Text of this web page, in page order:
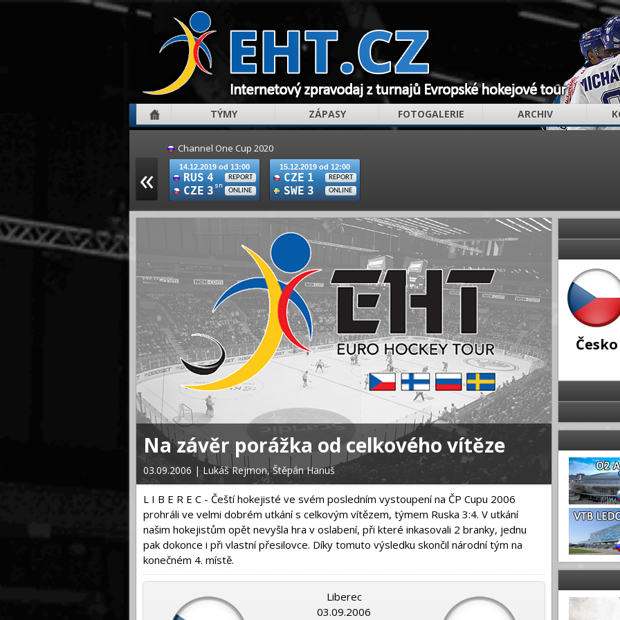
TÝMY ZÁPASY FOTOGALERIE ARCHIV
«
Channel One Cup 2020
14.12.2019 od 13:00
RUS 4 REPORT
CZE 3 sn
ONLINE
15.12.2019 od 12:00
CZE 1 REPORT
SWE 3 ONLINE
Na závěr porážka od celkového vítěze
03.09.2006 | Lukáš Rejmon, Štěpán Hanuš
Na
03.09.2006
L I B E R E C - Čeští hokejisté ve svém posledním vystoupení na ČP Cupu 2006
prohráli ve velmi dobrém utkání s celkovým vítězem, týmem Ruska 3:4. V utkání
našim hokejistům opět nevyšla hra v oslabení, při které inkasovali 2 branky, jednu
pak dokonce i při vlastní přesilovce. Díky tomuto výsledku skončil národní tým na
konečném 4. místě.
Liberec
03.09.2006
Česko